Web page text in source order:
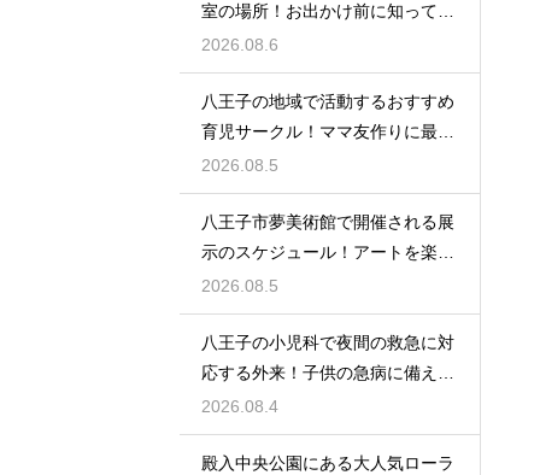
室の場所！お出かけ前に知ってお
きたい事
2026.08.6
八王子の地域で活動するおすすめ
育児サークル！ママ友作りに最適
な場所
2026.08.5
八王子市夢美術館で開催される展
示のスケジュール！アートを楽し
む休日の旅
2026.08.5
八王子の小児科で夜間の救急に対
応する外来！子供の急病に備える
安心情報
2026.08.4
殿入中央公園にある大人気ローラ